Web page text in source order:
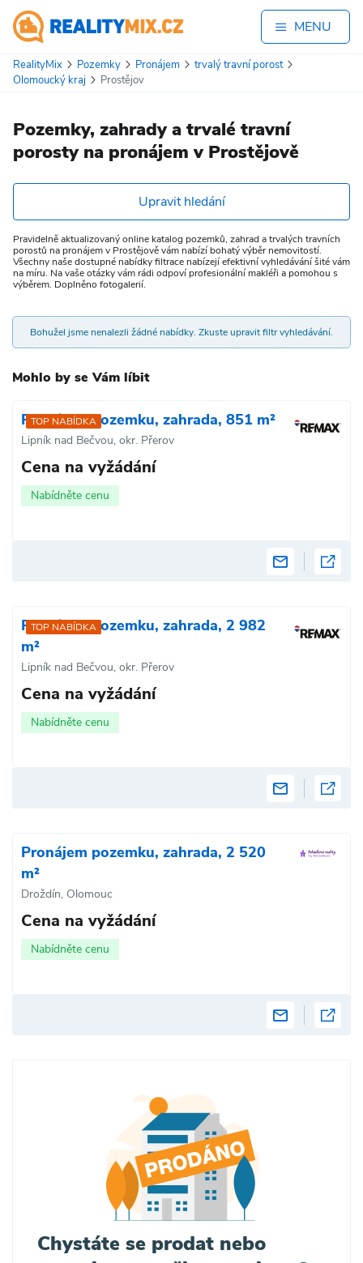
MENU
RealityMix Pozemky Pronájem
trvalý travní porost
Olomoucký kraj
Prostějov
Pozemky, zahrady a trvalé travní
porosty na pronájem v Prostějově
Upravit hledání
Pravidelně aktualizovaný online katalog pozemků, zahrad a trvalých travních
porostů na pronájem v Prostějově vám nabízí bohatý výběr nemovitostí.
Všechny naše dostupné nabídky filtrace nabízejí efektivní vyhledávání šité vám
na míru. Na vaše otázky vám rádi odpoví profesionální makléři a pomohou s
výběrem. Doplněno fotogalerií.
Bohužel jsme nenalezli žádné nabídky. Zkuste upravit filtr vyhledávání.
Mohlo by se Vám líbit
TOP NABÍDKA
Pronájem pozemku, zahrada, 851 m²
Lipník nad Bečvou, okr. Přerov
Cena na vyžádání
Nabídněte cenu
TOP NABÍDKA
Pronájem pozemku, zahrada, 2 982
m²
Lipník nad Bečvou, okr. Přerov
Cena na vyžádání
Nabídněte cenu
Pronájem pozemku, zahrada, 2 520
m²
Droždín, Olomouc
Cena na vyžádání
Nabídněte cenu
Chystáte se prodat nebo